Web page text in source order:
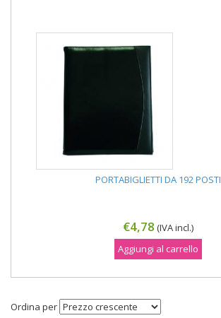
PORTABIGLIETTI DA 192 POSTI
€4,78 (IVA incl.)
Aggiungi al carrello
Ordina per